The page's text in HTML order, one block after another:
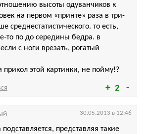
2
высоты одуванчиков к
на первом «принте» раза в три-
среднестатистического. то есть,
то по до середины бедра. в
с ноги врезать, рогатый
прикол этой картинки, не пойму!?
представляя такие
30.05.2013 в 12:46